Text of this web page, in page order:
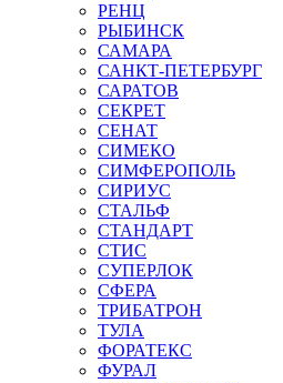
РЕНЦ
РЫБИНСК
САМАРА
САНКТ-ПЕТЕРБУРГ
САРАТОВ
СЕКРЕТ
СЕНАТ
СИМЕКО
СИМФЕРОПОЛЬ
СИРИУС
СТАЛЬФ
СТАНДАРТ
СТИС
СУПЕРЛОК
СФЕРА
ТРИБАТРОН
ТУЛА
ФОРАТЕКС
ФУРАЛ